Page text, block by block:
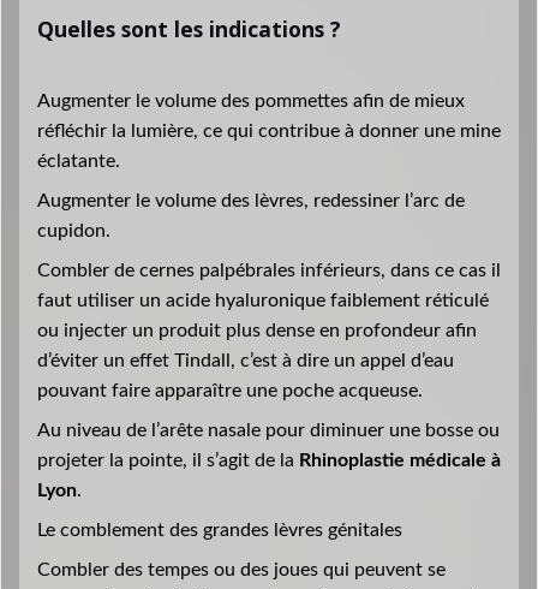
Quelles sont les indications ?
Augmenter le volume des pommettes afin de mieux
réfléchir la lumière, ce qui contribue à donner une mine
éclatante.
Augmenter le volume des lèvres, redessiner l’arc de
cupidon.
Combler de cernes palpébrales inférieurs, dans ce cas il
faut utiliser un acide hyaluronique faiblement réticulé
ou injecter un produit plus dense en profondeur afin
d’éviter un effet Tindall, c’est à dire un appel d’eau
pouvant faire apparaître une poche acqueuse.
Au niveau de l’arête nasale pour diminuer une bosse ou
projeter la pointe, il s’agit de la Rhinoplastie médicale à
Lyon.
Le comblement des grandes lèvres génitales
Combler des tempes ou des joues qui peuvent se